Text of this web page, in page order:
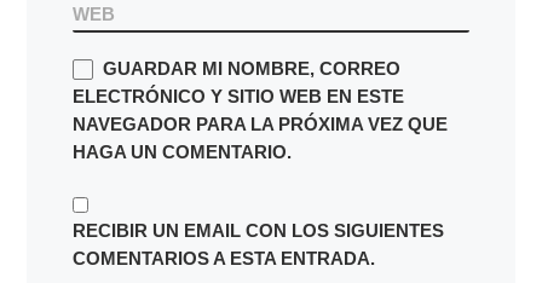
WEB
GUARDAR MI NOMBRE, CORREO
ELECTRÓNICO Y SITIO WEB EN ESTE
NAVEGADOR PARA LA PRÓXIMA VEZ QUE
HAGA UN COMENTARIO.
RECIBIR UN EMAIL CON LOS SIGUIENTES
COMENTARIOS A ESTA ENTRADA.